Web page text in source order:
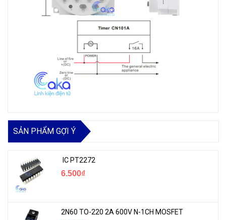
SẢN PHẨM GỢI Ý
IC PT2272
6.500₫
2N60 TO-220 2A 600V N-1CH MOSFET